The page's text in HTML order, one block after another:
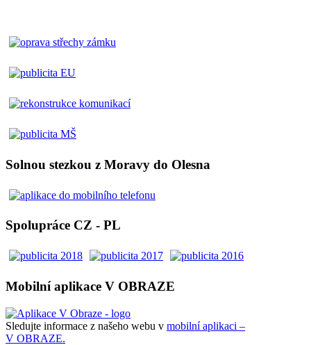
Solnou stezkou z Moravy do Olesna
Spolupráce CZ - PL
Mobilní aplikace V OBRAZE
Sledujte informace z našeho webu v mobilní aplikaci –
V OBRAZE.